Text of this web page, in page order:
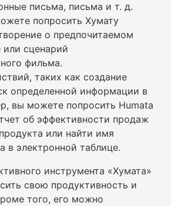
письма, письма и т. д.
попросить Хумату
о предпочитаемом
или сценарий
фильма.
таких как создание
определенной информации в
вы можете попросить Humata
об эффективности продаж
или найти имя
в электронной таблице.
инструмента «Хумата»
свою продуктивность и
того, его можно